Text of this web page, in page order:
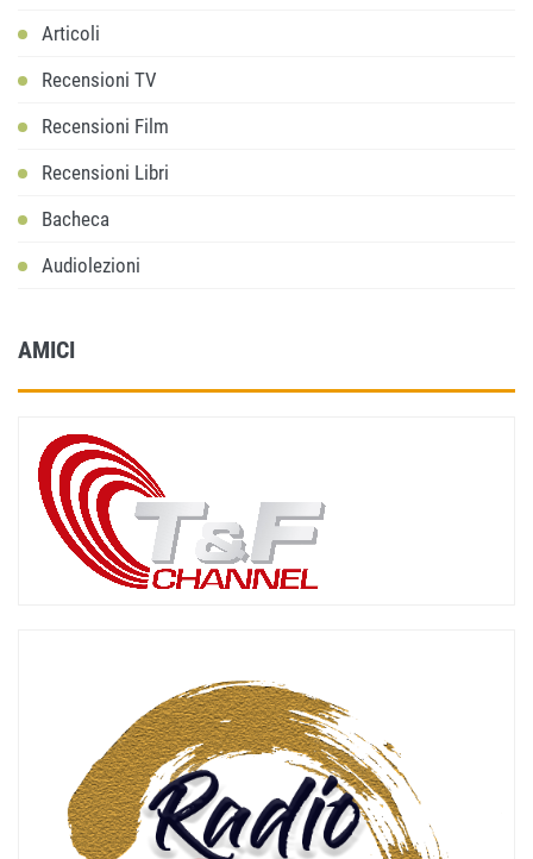
Articoli
Recensioni TV
Recensioni Film
Recensioni Libri
Bacheca
Audiolezioni
AMICI